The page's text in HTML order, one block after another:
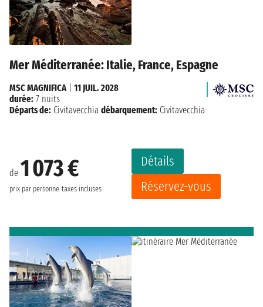
Mer Méditerranée: Italie, France, Espagne
de 1 073 €
prix par personne taxes incluses
Détails
Réservez-vous
MSC MAGNIFICA| 11 JUIL. 2028
durée: 7 nuits
Départs de: Civitavecchia débarquement: Civitavecchia